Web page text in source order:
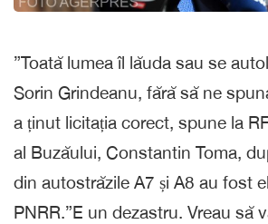
”Toată lumea îl lăuda sau se
Sorin Grindeanu, fără să ne
a ținut licitația corect, spune la
al Buzăului, Constantin Toma,
din autostrăzile A7 și A8 au fost
PNRR.”E un dezastru. Vreau să